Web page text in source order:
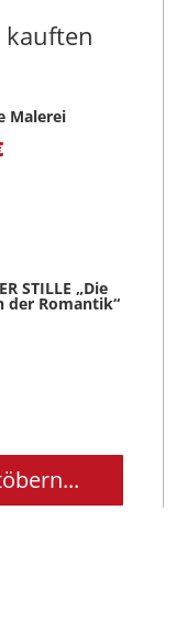
kauften
Malerei
STILLE „Die
der Romantik“